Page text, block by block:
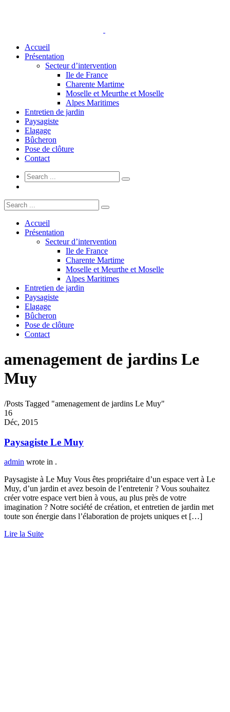
Accueil
Présentation
Secteur d’intervention
Ile de France
Charente Martime
Moselle et Meurthe et Moselle
Alpes Maritimes
Entretien de jardin
Paysagiste
Elagage
Bûcheron
Pose de clôture
Contact
Accueil
Présentation
Secteur d’intervention
Ile de France
Charente Martime
Moselle et Meurthe et Moselle
Alpes Maritimes
Entretien de jardin
Paysagiste
Elagage
Bûcheron
Pose de clôture
Contact
amenagement de jardins Le
Muy
/Posts Tagged "amenagement de jardins Le Muy"
16
Déc, 2015
Paysagiste Le Muy
admin wrote in .
Paysagiste à Le Muy Vous êtes propriétaire d’un espace vert à Le
Muy, d’un jardin et avez besoin de l’entretenir ? Vous souhaitez
créer votre espace vert bien à vous, au plus près de votre
imagination ? Notre société de création, et entretien de jardin met
toute son énergie dans l’élaboration de projets uniques et […]
Lire la Suite